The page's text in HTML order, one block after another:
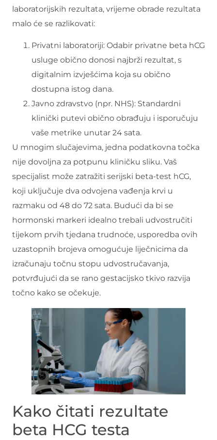
laboratorijskih rezultata, vrijeme obrade rezultata
malo će se razlikovati:
Privatni laboratoriji: Odabir privatne beta hCG
usluge obično donosi najbrži rezultat, s
digitalnim izvješćima koja su obično
dostupna istog dana.
Javno zdravstvo (npr. NHS): Standardni
klinički putevi obično obrađuju i isporučuju
vaše metrike unutar 24 sata.
U mnogim slučajevima, jedna podatkovna točka
nije dovoljna za potpunu kliničku sliku. Vaš
specijalist može zatražiti serijski beta-test hCG,
koji uključuje dva odvojena vađenja krvi u
razmaku od 48 do 72 sata. Budući da bi se
hormonski markeri idealno trebali udvostručiti
tijekom prvih tjedana trudnoće, usporedba ovih
uzastopnih brojeva omogućuje liječnicima da
izračunaju točnu stopu udvostručavanja,
potvrđujući da se rano gestacijsko tkivo razvija
točno kako se očekuje.
Kako čitati rezultate
beta HCG testa